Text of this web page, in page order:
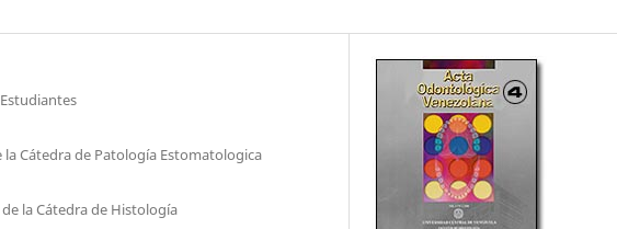
Cátedra de Patología Estomatologica
la Cátedra de Histología